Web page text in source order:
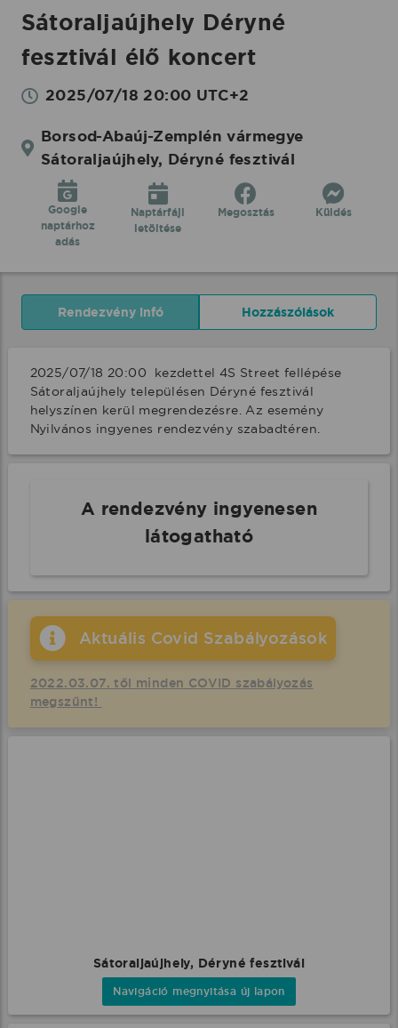
Sátoraljaújhely Déryné
fesztivál élő koncert
2025/07/18 20:00 UTC+2
Borsod-Abaúj-Zemplén vármegye
Sátoraljaújhely, Déryné fesztivál
Google
naptárhoz
adás
Naptárfájl
letöltése
Megosztás Küldés
Rendezvény infó Hozzászólások
2025/07/18 20:00  kezdettel 4S Street fellépése
Sátoraljaújhely településen Déryné fesztivál
helyszínen kerül megrendezésre. Az esemény
Nyilvános ingyenes rendezvény szabadtéren.
A rendezvény ingyenesen
látogatható
Aktuális Covid Szabályozások
2022.03.07. től minden COVID szabályozás
megszűnt!
Sátoraljaújhely, Déryné fesztivál
Navigáció megnyitása új lapon